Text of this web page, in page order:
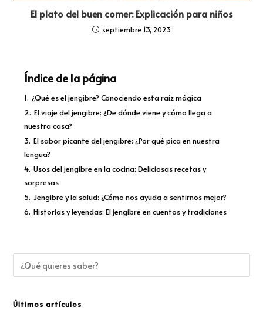
El plato del buen comer: Explicación para niños
septiembre 13, 2023
Índice de la página
1. ¿Qué es el jengibre? Conociendo esta raíz mágica
2. El viaje del jengibre: ¿De dónde viene y cómo llega a
nuestra casa?
3. El sabor picante del jengibre: ¿Por qué pica en nuestra
lengua?
4. Usos del jengibre en la cocina: Deliciosas recetas y
sorpresas
5. Jengibre y la salud: ¿Cómo nos ayuda a sentirnos mejor?
6. Historias y leyendas: El jengibre en cuentos y tradiciones
Últimos artículos